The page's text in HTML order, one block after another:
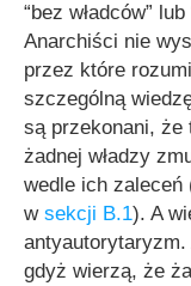
“bez władców” lub
Anarchiści nie
przez które
szczególną
są przekonani, że
żadnej władzy
wedle ich zaleceń
w sekcji B.1). A
gdyż wierzą, że